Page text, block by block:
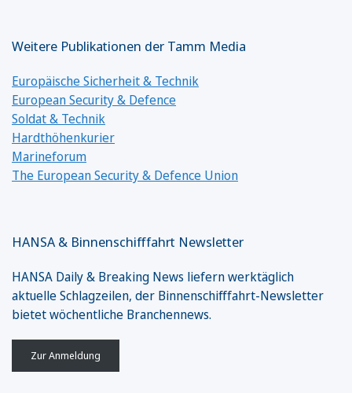
Weitere Publikationen der Tamm Media
Europäische Sicherheit & Technik
European Security & Defence
Soldat & Technik
Hardthöhenkurier
Marineforum
The European Security & Defence Union
HANSA & Binnenschifffahrt Newsletter
HANSA Daily & Breaking News liefern werktäglich
aktuelle Schlagzeilen, der Binnenschifffahrt-Newsletter
bietet wöchentliche Branchennews.
Zur Anmeldung